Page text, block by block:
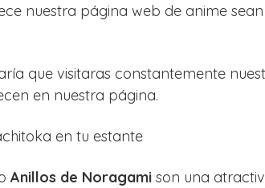
nuestra página web de anime
que visitaras constantemente
en nuestra página.
en tu estante
Anillos de Noragami son una